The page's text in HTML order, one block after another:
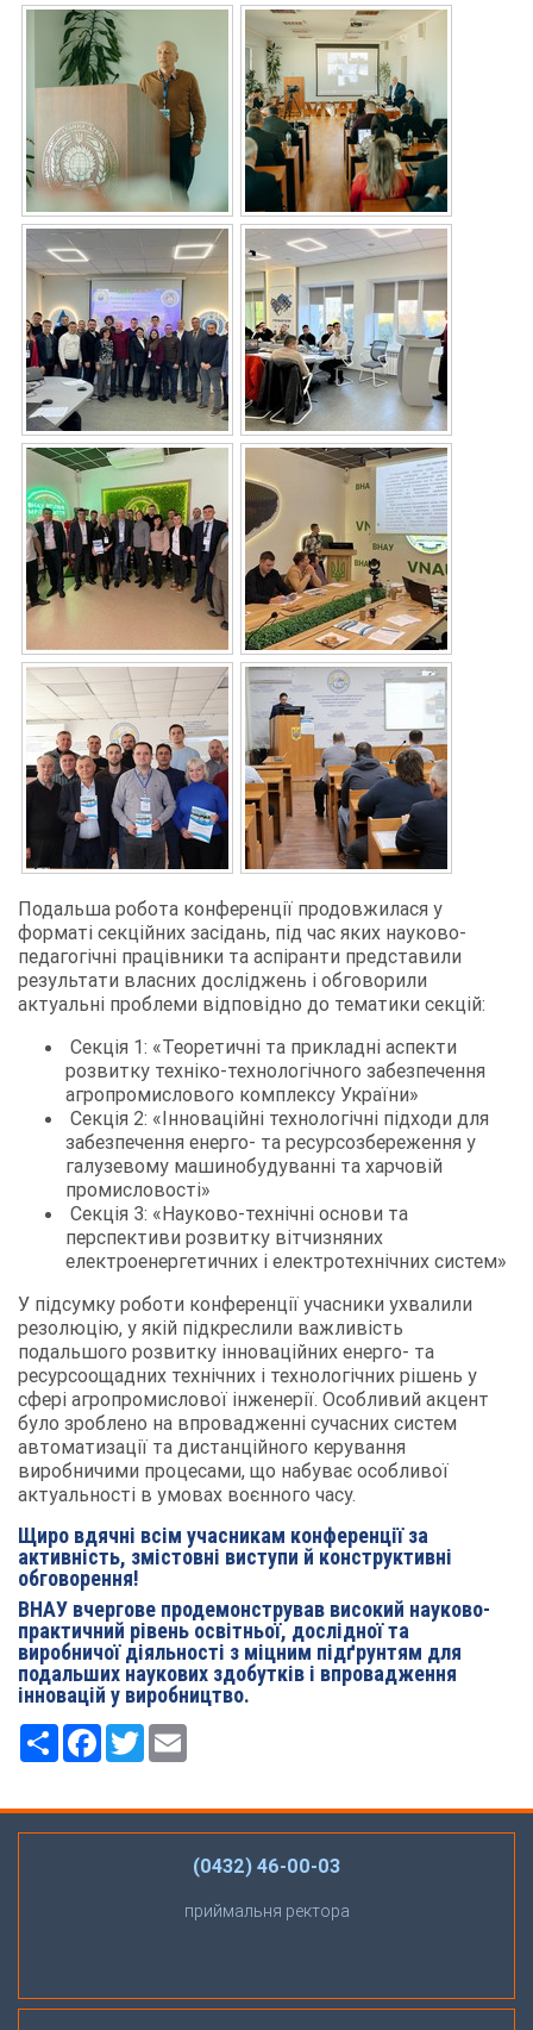
Подальша робота конференції продовжилася у
форматі секційних засідань, під час яких науково-
педагогічні працівники та аспіранти представили
результати власних досліджень і обговорили
актуальні проблеми відповідно до тематики секцій:
Секція 1: «Теоретичні та прикладні аспекти
розвитку техніко-технологічного забезпечення
агропромислового комплексу України»
Секція 2: «Інноваційні технологічні підходи для
забезпечення енерго- та ресурсозбереження у
галузевому машинобудуванні та харчовій
промисловості»
Секція 3: «Науково-технічні основи та
перспективи розвитку вітчизняних
електроенергетичних і електротехнічних систем»
У підсумку роботи конференції учасники ухвалили
резолюцію, у якій підкреслили важливість
подальшого розвитку інноваційних енерго- та
ресурсоощадних технічних і технологічних рішень у
сфері агропромислової інженерії. Особливий акцент
було зроблено на впровадженні сучасних систем
автоматизації та дистанційного керування
виробничими процесами, що набуває особливої
актуальності в умовах воєнного часу.
Щиро вдячні всім учасникам конференції за
активність, змістовні виступи й конструктивні
обговорення!
ВНАУ вчергове продемонстрував високий науково-
практичний рівень освітньої, дослідної та
виробничої діяльності з міцним підґрунтям для
подальших наукових здобутків і впровадження
інновацій у виробництво.
РесурсFacebook
Twitter
(0432) 46-00-03
приймальня ректора